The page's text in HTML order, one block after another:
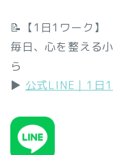
📝【1日1ワーク】
毎日、心を整える
ら
▶︎ 公式LINE｜1日